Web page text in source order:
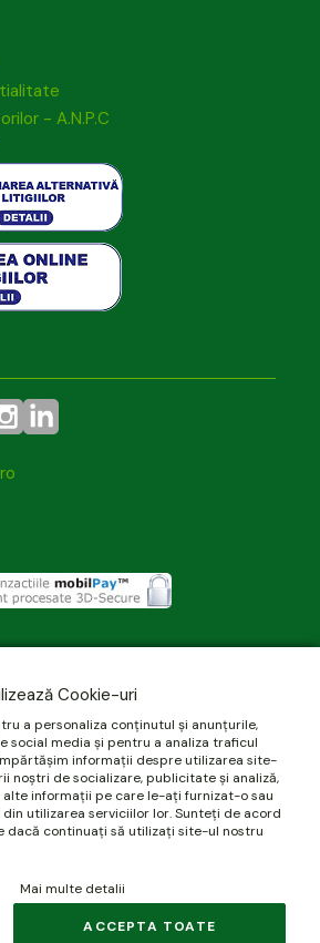
- A.N.P.C
Cookie-uri
a personaliza conținutul și anunțurile,
social media și pentru a analiza traficul
informații despre utilizarea site-
noștri de socializare, publicitate și analiză,
informații pe care le-ați furnizat-o sau
utilizarea serviciilor lor. Sunteți de acord
dacă continuați să utilizați site-ul nostru
Mai multe detalii
ACCEPTA TOATE